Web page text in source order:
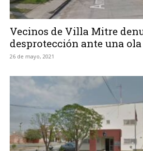
Vecinos de Villa Mitre
desprotección ante una
26 de mayo, 2021